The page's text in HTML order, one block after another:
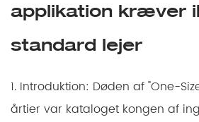
applikation kræver
standard lejer
1. Introduktion: Døden af "One-
årtier var kataloget kongen af